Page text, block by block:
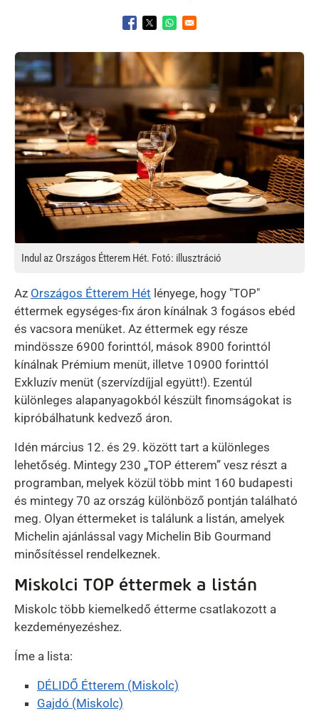
Opens in a new window
Opens in a new window
Opens in a new window
Kép
Indul az Országos Étterem Hét. Fotó: illusztráció
Az Országos Étterem Hét lényege, hogy "TOP"
éttermek egységes-fix áron kínálnak 3 fogásos ebéd
és vacsora menüket. Az éttermek egy része
mindössze 6900 forinttól, mások 8900 forinttól
kínálnak Prémium menüt, illetve 10900 forinttól
Exkluzív menüt (szervízdíjjal együtt!). Ezentúl
különleges alapanyagokból készült finomságokat is
kipróbálhatunk kedvező áron.
Idén március 12. és 29. között tart a különleges
lehetőség. Mintegy 230 „TOP étterem” vesz részt a
programban, melyek közül több mint 160 budapesti
és mintegy 70 az ország különböző pontján található
meg. Olyan éttermeket is találunk a listán, amelyek
Michelin ajánlással vagy Michelin Bib Gourmand
minősítéssel rendelkeznek.
Miskolci TOP éttermek a listán
Miskolc több kiemelkedő étterme csatlakozott a
kezdeményezéshez.
Íme a lista:
DÉLIDŐ Étterem (Miskolc)
Gajdó (Miskolc)